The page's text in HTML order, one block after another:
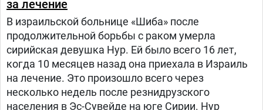
за лечение
В израильской больнице «Шиба» после
продолжительной борьбы с раком умерла
сирийская девушка Нур. Ей было всего 16 лет,
когда 10 месяцев назад она приехала в Израиль
на лечение. Это произошло всего через
несколько недель после резнидрузского
населения в Эс-Сувейде на юге Сирии. Нур